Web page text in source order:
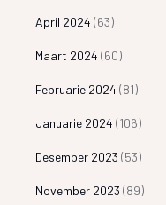
April 2024 (63)
Maart 2024 (60)
Februarie 2024 (81)
Januarie 2024 (106)
Desember 2023 (53)
November 2023 (89)